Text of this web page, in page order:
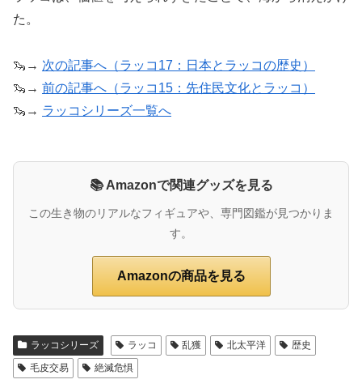
た。
🦦→ 次の記事へ（ラッコ17：日本とラッコの歴史）
🦦→ 前の記事へ（ラッコ15：先住民文化とラッコ）
🦦→ ラッコシリーズ一覧へ
📚 Amazonで関連グッズを見る
この生き物のリアルなフィギュアや、専門図鑑が見つかりま
す。
Amazonの商品を見る
ラッコシリーズ ラッコ 乱獲 北太平洋
歴史
毛皮交易
絶滅危惧